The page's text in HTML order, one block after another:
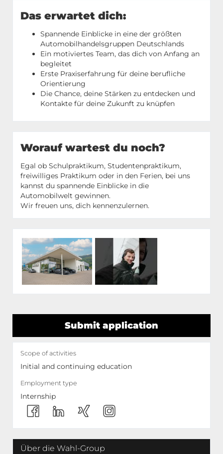
Das erwartet dich:
Spannende Einblicke in eine der größten
Automobilhandelsgruppen Deutschlands
Ein motiviertes Team, das dich von Anfang an
begleitet
Erste Praxiserfahrung für deine berufliche
Orientierung
Die Chance, deine Stärken zu entdecken und
Kontakte für deine Zukunft zu knüpfen
Worauf wartest du noch?
Egal ob Schulpraktikum, Studentenpraktikum,
freiwilliges Praktikum oder in den Ferien, bei uns
kannst du spannende Einblicke in die
Automobilwelt gewinnen.
Wir freuen uns, dich kennenzulernen.
Submit application
Scope of activities
Initial and continuing education
Employment type
Internship
Über die Wahl-Group